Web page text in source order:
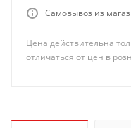
Самовывоз из
Цена действительна
отличаться от цен в